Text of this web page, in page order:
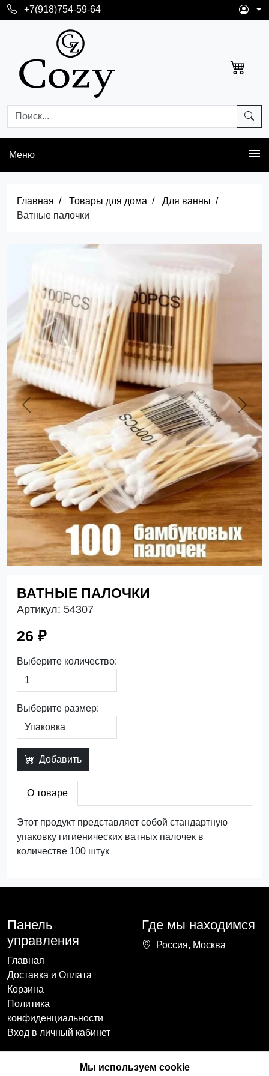
+7(918)754-59-64
Меню
Главная Товары для дома
Для ванны
Ватные палочки
Previous Next
ВАТНЫЕ ПАЛОЧКИ
Артикул: 54307
26 ₽
Выберите количество:
Выберите размер:
Добавить
О товаре
Этот продукт представляет собой стандартную
упаковку гигиенических ватных палочек в
количестве 100 штук
Панель
управления
Главная
Доставка и Оплата
Корзина
Политика
конфиденциальности
Вход в личный кабинет
Где мы находимся
Россия, Москва
Наши контакты
Мы в социальных
сетях
Мы используем cookie